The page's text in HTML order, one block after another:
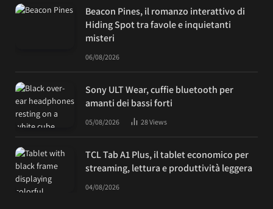
Beacon Pines, il romanzo interattivo di
Hiding Spot tra favole e inquietanti
misteri
06/08/2026
Sony ULT Wear, cuffie bluetooth per
amanti dei bassi forti
05/08/2026 28Views
TCL Tab A1 Plus, il tablet economico per
streaming, lettura e produttività leggera
04/08/2026